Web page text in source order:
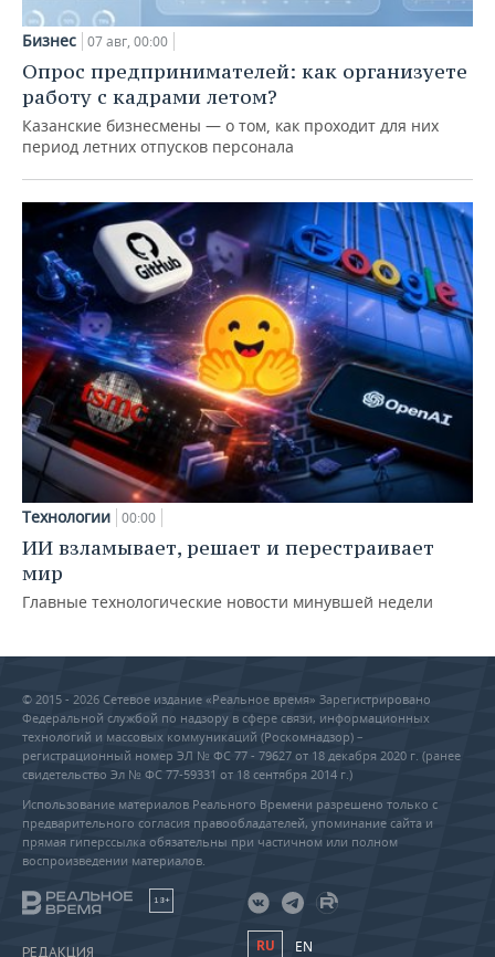
Бизнес 07 авг, 00:00
Опрос предпринимателей: как организуете
работу с кадрами летом?
Казанские бизнесмены — о том, как проходит для них
период летних отпусков персонала
Технологии 00:00
ИИ взламывает, решает и перестраивает
мир
Главные технологические новости минувшей недели
© 2015 - 2026 Сетевое издание «Реальное время» Зарегистрировано
Федеральной службой по надзору в сфере связи, информационных
технологий и массовых коммуникаций (Роскомнадзор) –
регистрационный номер ЭЛ № ФС 77 - 79627 от 18 декабря 2020 г. (ранее
свидетельство Эл № ФС 77-59331 от 18 сентября 2014 г.)
Использование материалов Реального Времени разрешено только с
предварительного согласия правообладателей, упоминание сайта и
прямая гиперссылка обязательны при частичном или полном
воспроизведении материалов.
18+
РЕДАКЦИЯ RU EN